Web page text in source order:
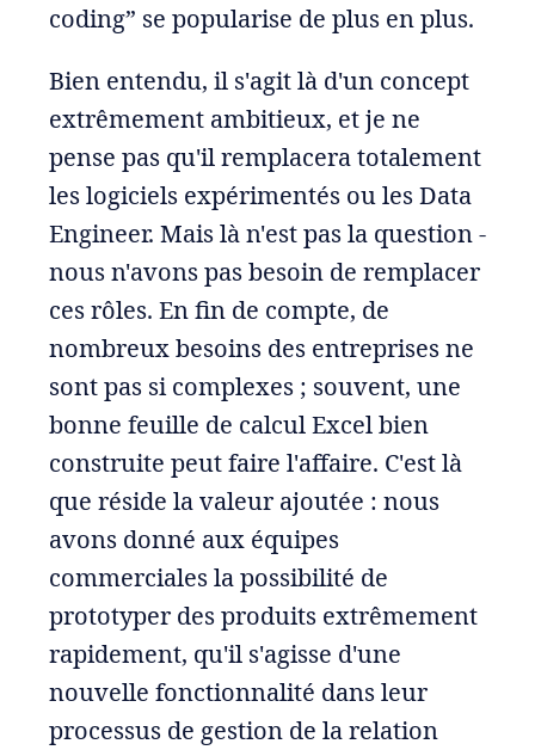
coding” se popularise de plus en plus.
Bien entendu, il s'agit là d'un concept
extrêmement ambitieux, et je ne
pense pas qu'il remplacera totalement
les logiciels expérimentés ou les Data
Engineer. Mais là n'est pas la question -
nous n'avons pas besoin de remplacer
ces rôles. En fin de compte, de
nombreux besoins des entreprises ne
sont pas si complexes ; souvent, une
bonne feuille de calcul Excel bien
construite peut faire l'affaire. C'est là
que réside la valeur ajoutée : nous
avons donné aux équipes
commerciales la possibilité de
prototyper des produits extrêmement
rapidement, qu'il s'agisse d'une
nouvelle fonctionnalité dans leur
processus de gestion de la relation